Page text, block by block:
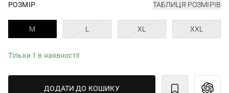
РОЗМІР ТАБЛИЦЯ РОЗМІРІВ
M L XL XXL
Тільки 1 в наявності!
ДОДАТИ ДО КОШИКУ